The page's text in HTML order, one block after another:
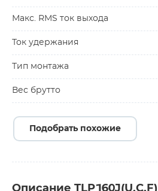
Макс. RMS ток выхода
Ток удержания
Тип монтажа
Вес брутто
Подобрать похожие
Описание TLP160J(U,C,F)